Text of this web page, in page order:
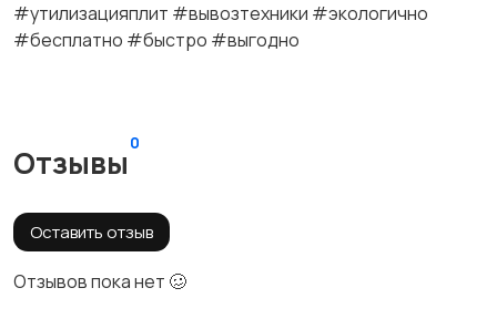
#утилизацияплит #вывозтехники #экологично
#бесплатно #быстро #выгодно
Отзывы
0
Оставить отзыв
Отзывов пока нет 🥴